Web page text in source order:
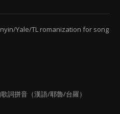
Yale/TL romanization for song
詞拼音（漢語/耶魯/台羅）